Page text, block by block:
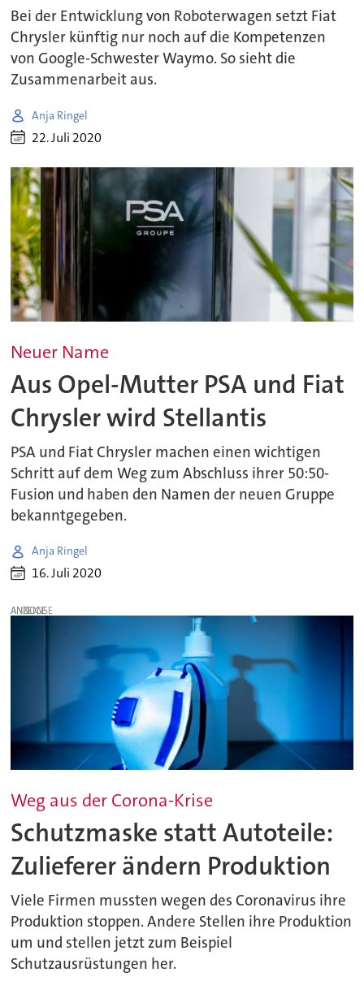
Bei der Entwicklung von Roboterwagen setzt Fiat
Chrysler künftig nur noch auf die Kompetenzen
von Google-Schwester Waymo. So sieht die
Zusammenarbeit aus.
Anja Ringel
22. Juli 2020
Neuer Name
Aus Opel-Mutter PSA und Fiat
Chrysler wird Stellantis
PSA und Fiat Chrysler machen einen wichtigen
Schritt auf dem Weg zum Abschluss ihrer 50:50-
Fusion und haben den Namen der neuen Gruppe
bekanntgegeben.
Anja Ringel
16. Juli 2020
ANZEIGE
Weg aus der Corona-Krise
Schutzmaske statt Autoteile:
Zulieferer ändern Produktion
Viele Firmen mussten wegen des Coronavirus ihre
Produktion stoppen. Andere Stellen ihre Produktion
um und stellen jetzt zum Beispiel
Schutzausrüstungen her.